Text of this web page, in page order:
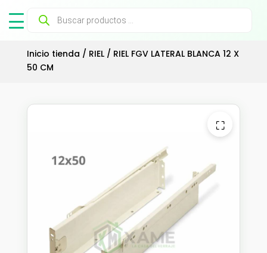
Búsqueda
productos
Inicio tienda / RIEL/ RIEL FGV LATERAL BLANCA 12 X
50 CM
⛶